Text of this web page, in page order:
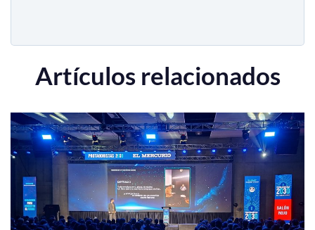
Artículos relacionados